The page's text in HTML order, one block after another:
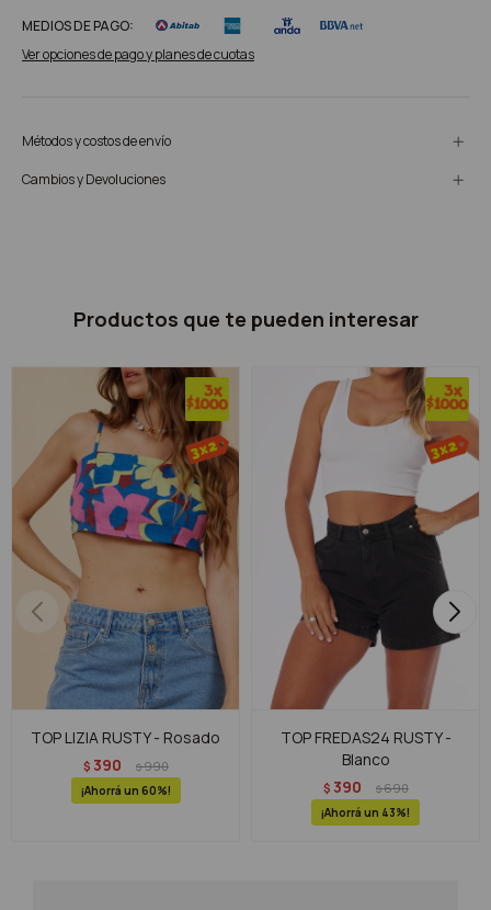
MEDIOS DE PAGO:
Ver opciones de pago y planes de cuotas
Métodos y costos de envío
Cambios y Devoluciones
Productos que te pueden interesar
TOP LIZIA RUSTY - Rosado
$ 390 $990
60
TOP FREDAS24 RUSTY -
Blanco
$ 390 $690
43